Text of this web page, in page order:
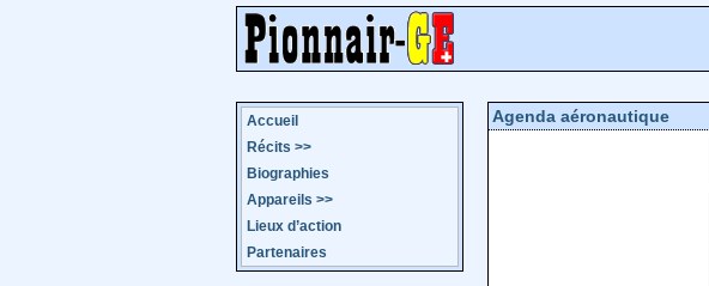
Accueil
Récits >>
Biographies
Appareils >>
Lieux d’action
Partenaires
Agenda aéronautique